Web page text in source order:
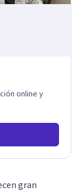
online y
gran